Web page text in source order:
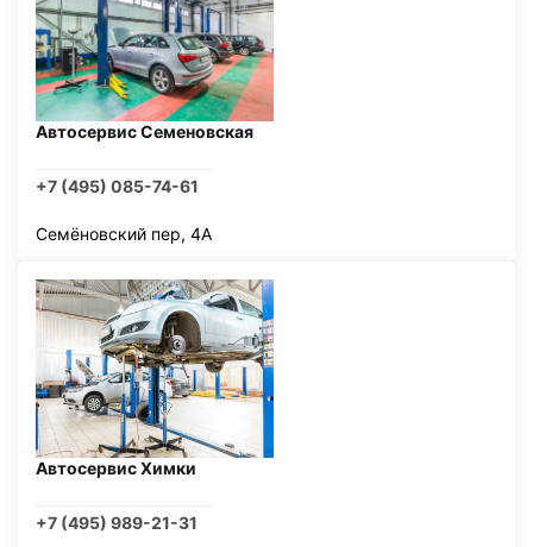
Автосервис Семеновская
+7 (495) 085-74-61
Семёновский пер, 4А
Автосервис Химки
+7 (495) 989-21-31